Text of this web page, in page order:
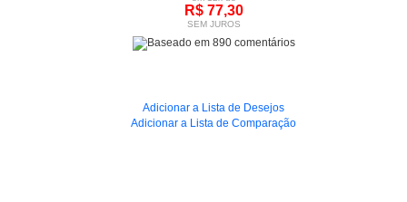
R$ 77,30
SEM JUROS
Adicionar a Lista de Desejos
Adicionar a Lista de Comparação